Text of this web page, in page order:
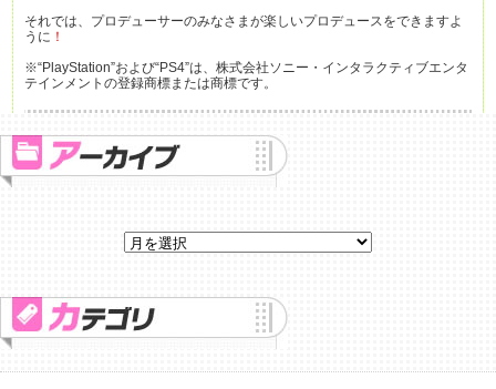
それでは、プロデューサーのみなさまが楽しいプロデュースをできますよ
うに ！
※“PlayStation”および“PS4”は、株式会社ソニー・インタラクティブエンタ
テインメントの登録商標または商標です。